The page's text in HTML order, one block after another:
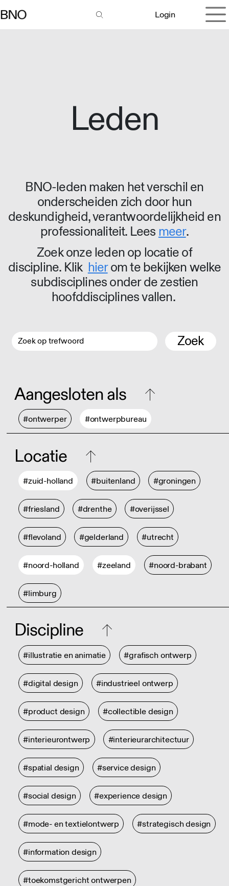
Login
Leden
BNO-leden maken het verschil en
onderscheiden zich door hun
deskundigheid, verantwoordelijkheid en
professionaliteit. Lees meer.
Zoek onze leden op locatie of
discipline. Klik hierom te bekijken welke
subdisciplines onder de zestien
hoofddisciplines vallen.
Zoek
Aangesloten als
#ontwerper #ontwerpbureau
Locatie
#zuid-holland #buitenland #groningen
#friesland #drenthe #overijssel
#flevoland #gelderland #utrecht
#noord-holland #zeeland #noord-brabant
#limburg
Discipline
#illustratie en animatie #grafisch ontwerp
#digital design #industrieel ontwerp
#product design #collectible design
#interieurontwerp #interieurarchitectuur
#spatial design #service design
#social design #experience design
#mode- en textielontwerp #strategisch design
#information design
#toekomstgericht ontwerpen